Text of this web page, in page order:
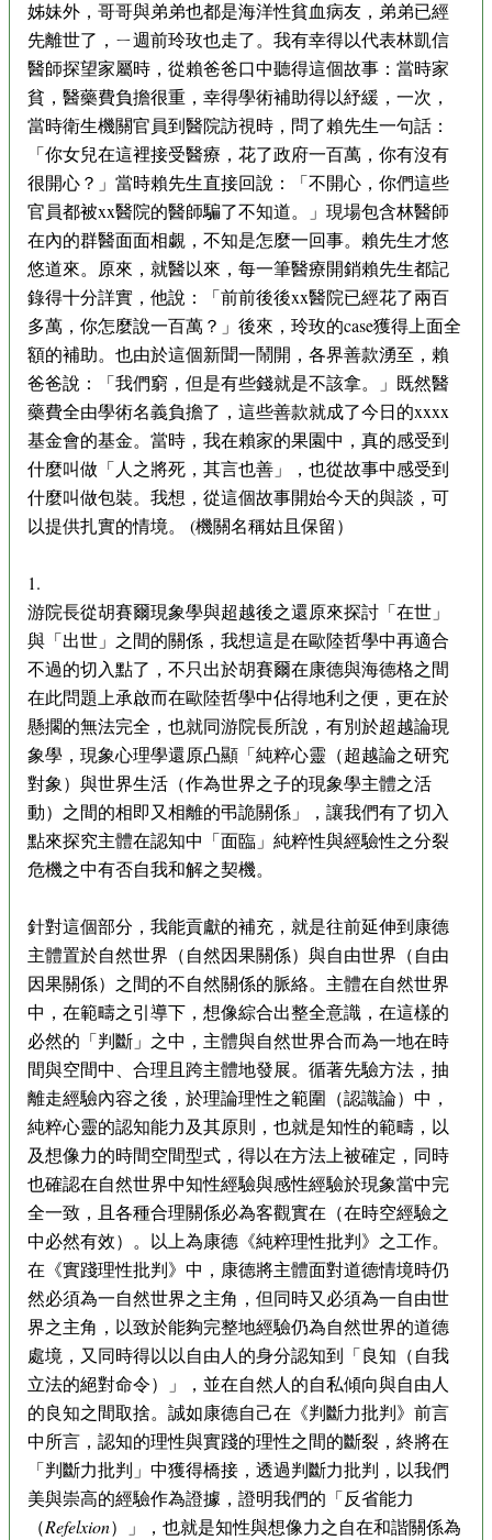
姊妹外，哥哥與弟弟也都是海洋性貧血病友，弟弟已經
先離世了，ㄧ週前玲玫也走了。我有幸得以代表林凱信
醫師探望家屬時，從賴爸爸口中聽得這個故事：當時家
貧，醫藥費負擔很重，幸得學術補助得以紓緩，一次，
當時衛生機關官員到醫院訪視時，問了賴先生一句話：
「你女兒在這裡接受醫療，花了政府一百萬，你有沒有
很開心？」當時賴先生直接回說：「不開心，你們這些
官員都被xx醫院的醫師騙了不知道。」現場包含林醫師
在內的群醫面面相覷，不知是怎麼一回事。賴先生才悠
悠道來。原來，就醫以來，每一筆醫療開銷賴先生都記
錄得十分詳實，他說：「前前後後xx醫院已經花了兩百
多萬，你怎麼說一百萬？」後來，玲玫的case獲得上面全
額的補助。也由於這個新聞一鬧開，各界善款湧至，賴
爸爸說：「我們窮，但是有些錢就是不該拿。」既然醫
藥費全由學術名義負擔了，這些善款就成了今日的xxxx
基金會的基金。當時，我在賴家的果園中，真的感受到
什麼叫做「人之將死，其言也善」，也從故事中感受到
什麼叫做包裝。我想，從這個故事開始今天的與談，可
以提供扎實的情境。 (機關名稱姑且保留）
1.
游院長從胡賽爾現象學與超越後之還原來探討「在世」
與「出世」之間的關係，我想這是在歐陸哲學中再適合
不過的切入點了，不只出於胡賽爾在康德與海德格之間
在此問題上承啟而在歐陸哲學中佔得地利之便，更在於
懸擱的無法完全，也就同游院長所說，有別於超越論現
象學，現象心理學還原凸顯「純粹心靈（超越論之研究
對象）與世界生活（作為世界之子的現象學主體之活
動）之間的相即又相離的弔詭關係」，讓我們有了切入
點來探究主體在認知中「面臨」純粹性與經驗性之分裂
危機之中有否自我和解之契機。
針對這個部分，我能貢獻的補充，就是往前延伸到康德
主體置於自然世界（自然因果關係）與自由世界（自由
因果關係）之間的不自然關係的脈絡。主體在自然世界
中，在範疇之引導下，想像綜合出整全意識，在這樣的
必然的「判斷」之中，主體與自然世界合而為一地在時
間與空間中、合理且跨主體地發展。循著先驗方法，抽
離走經驗內容之後，於理論理性之範圍（認識論）中，
純粹心靈的認知能力及其原則，也就是知性的範疇，以
及想像力的時間空間型式，得以在方法上被確定，同時
也確認在自然世界中知性經驗與感性經驗於現象當中完
全一致，且各種合理關係必為客觀實在（在時空經驗之
中必然有效）。以上為康德《純粹理性批判》之工作。
在《實踐理性批判》中，康德將主體面對道德情境時仍
然必須為一自然世界之主角，但同時又必須為一自由世
界之主角，以致於能夠完整地經驗仍為自然世界的道德
處境，又同時得以以自由人的身分認知到「良知（自我
立法的絕對命令）」，並在自然人的自私傾向與自由人
的良知之間取捨。誠如康德自己在《判斷力批判》前言
中所言，認知的理性與實踐的理性之間的斷裂，終將在
「判斷力批判」中獲得橋接，透過判斷力批判，以我們
美與崇高的經驗作為證據，證明我們的「反省能力
（Refelxion）」，也就是知性與想像力之自在和諧關係為